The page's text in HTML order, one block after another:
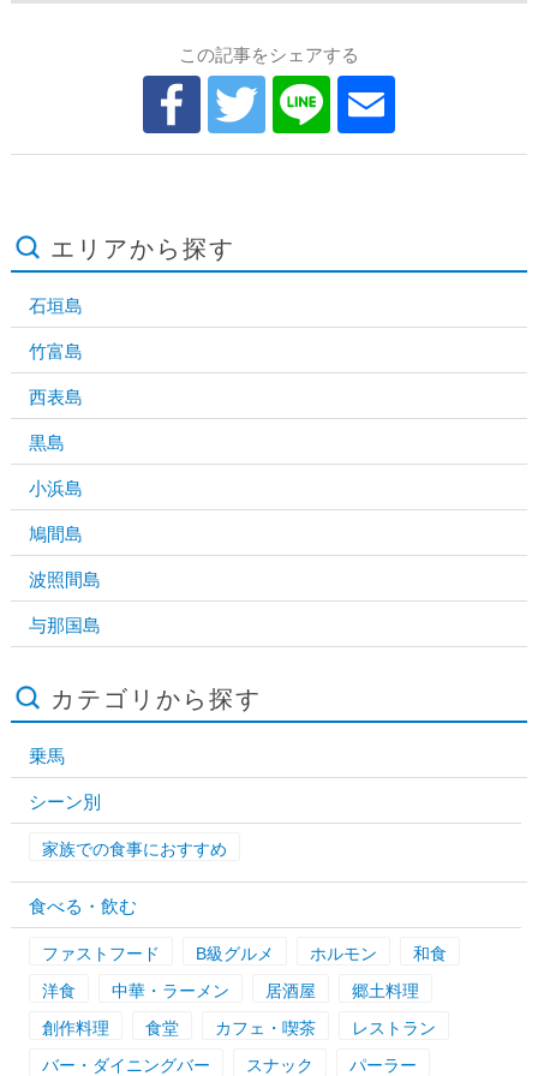
この記事をシェアする
エリアから探す
石垣島
竹富島
西表島
黒島
小浜島
鳩間島
波照間島
与那国島
カテゴリから探す
乗馬
シーン別
家族での食事におすすめ
食べる・飲む
ファストフード B級グルメ ホルモン
和食
洋食
中華・ラーメン 居酒屋
郷土料理
創作料理
食堂 カフェ・喫茶
レストラン
バー・ダイニングバー
スナック パーラー